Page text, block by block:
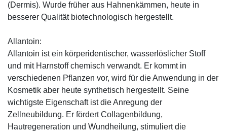
(Dermis). Wurde früher aus Hahnenkämmen, heute in
besserer Qualität biotechnologisch hergestellt.
Allantoin:
Allantoin ist ein körperidentischer, wasserlöslicher Stoff
und mit Harnstoff chemisch verwandt. Er kommt in
verschiedenen Pflanzen vor, wird für die Anwendung in der
Kosmetik aber heute synthetisch hergestellt. Seine
wichtigste Eigenschaft ist die Anregung der
Zellneubildung. Er fördert Collagenbildung,
Hautregeneration und Wundheilung, stimuliert die